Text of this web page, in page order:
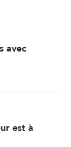
avec
est à